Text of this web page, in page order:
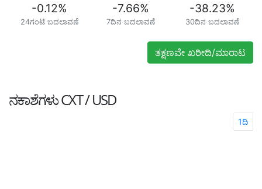
-0.12%
24ಗಂಟೆ ಬದಲಾವಣೆ
-7.66%
7ದಿನ ಬದಲಾವಣೆ
-38.23%
30ದಿನ ಬದಲಾವಣೆ
ತಕ್ಷಣವೇ ಖರೀದಿ/ಮಾರಾಟ
ನಕಾಶೆಗಳುCXT / USD
1ದಿ